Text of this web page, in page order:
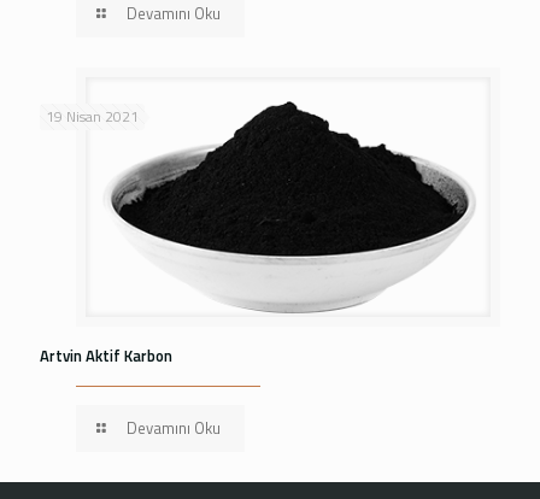
Devamını Oku
19 Nisan 2021
Artvin Aktif Karbon
Devamını Oku